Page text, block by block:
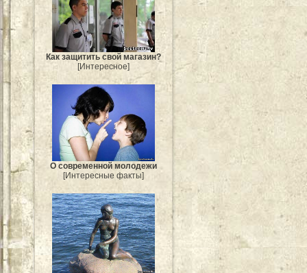
Как защитить свой магазин?
[Интересное]
О современной молодежи
[Интересные факты]